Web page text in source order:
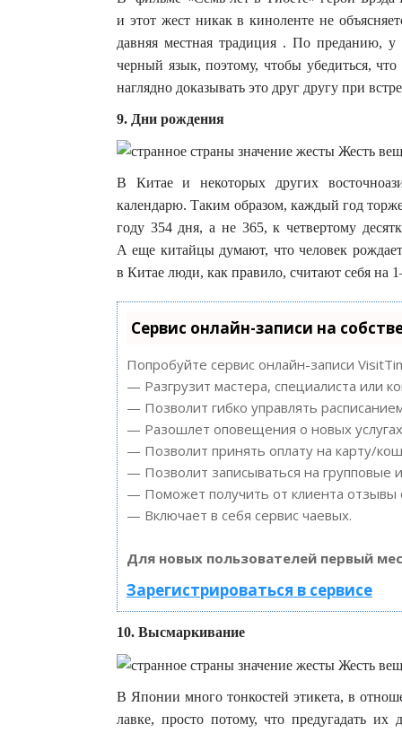
и этот жест никак в киноленте не
давняя местная традиция . По преданию,
черный язык, поэтому, чтобы убедиться,
наглядно доказывать это друг другу при
9. Дни рождения
В Китае и некоторых других
календарю. Таким образом, каждый год
году 354 дня, а не 365, к четвертому
А еще китайцы думают, что человек
в Китае люди, как правило, считают себя на
Сервис онлайн-записи на
Попробуйте сервис онлайн-записи
— Разгрузит мастера, специалиста или
— Позволит гибко управлять
— Разошлет оповещения о новых
— Позволит принять оплату на карту/
— Позволит записываться на групповые
— Поможет получить от клиента отзывы
— Включает в себя сервис чаевых.
Для новых пользователей первый
Зарегистрироваться в сервисе
10. Высмаркивание
В Японии много тонкостей этикета, в
лавке, просто потому, что предугадать